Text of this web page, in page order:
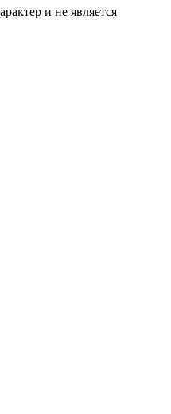
и не является